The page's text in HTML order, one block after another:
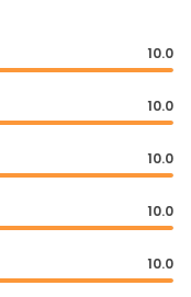
10.0
10.0
10.0
10.0
10.0